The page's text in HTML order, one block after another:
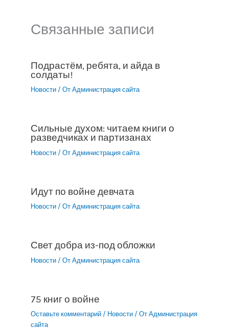
Связанные записи
Подрастём, ребята, и айда в
солдаты!
Новости / От Администрация сайта
Сильные духом: читаем книги о
разведчиках и партизанах
Новости / От Администрация сайта
Идут по войне девчата
Новости / От Администрация сайта
Свет добра из-под обложки
Новости / От Администрация сайта
75 книг о войне
Оставьте комментарий / Новости / От Администрация
сайта